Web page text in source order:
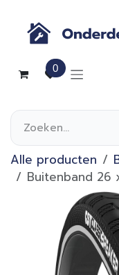
0
Alle producten
Buitenband 26